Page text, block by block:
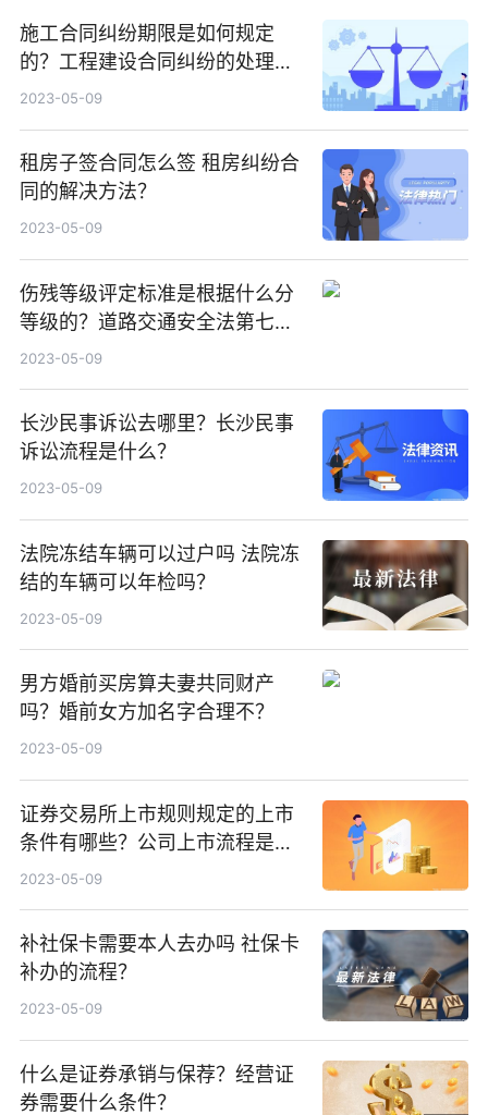
施工合同纠纷期限是如何规定
的？工程建设合同纠纷的处理方
式有哪些？
2023-05-09
租房子签合同怎么签 租房纠纷合
同的解决方法？
2023-05-09
伤残等级评定标准是根据什么分
等级的？道路交通安全法第七十
二条内容
2023-05-09
长沙民事诉讼去哪里？长沙民事
诉讼流程是什么？
2023-05-09
法院冻结车辆可以过户吗 法院冻
结的车辆可以年检吗？
2023-05-09
男方婚前买房算夫妻共同财产
吗？婚前女方加名字合理不？
2023-05-09
证券交易所上市规则规定的上市
条件有哪些？公司上市流程是怎
么样的？达到怎样条件才可以上
2023-05-09
补社保卡需要本人去办吗 社保卡
补办的流程？
2023-05-09
什么是证券承销与保荐？经营证
券需要什么条件？